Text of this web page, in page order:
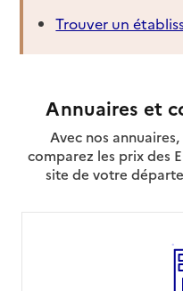
Trouver un
Annuaires et
Avec nos
comparez les prix des
site de votre